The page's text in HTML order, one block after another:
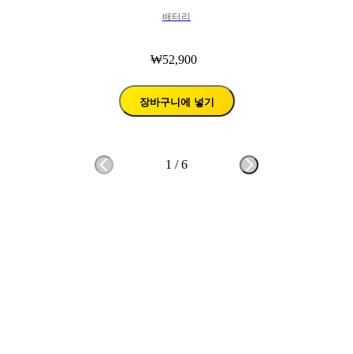
배터리
₩52,900
장바구니에 넣기
1 /6